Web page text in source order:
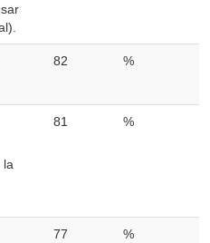
82 %
la
81 %
77 %